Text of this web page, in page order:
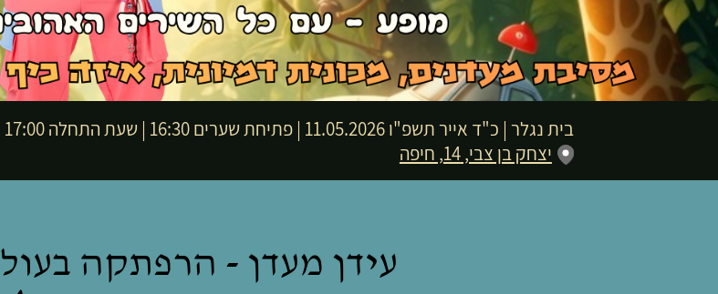
בית נגלר | כ"ד אייר תשפ"ו11.05.2026 | פתיחת שערים 16:30 | שעת התחלה 17:00
יצחק בן צבי, 14, חיפה
עידן מעדן - הרפתקה